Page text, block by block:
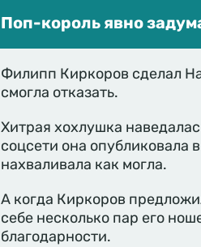
Поп-король явно
Филипп Киркоров сделал
смогла отказать.
Хитрая хохлушка
соцсети она опубликовала
нахваливала как могла.
А когда Киркоров
себе несколько пар его
благодарности.